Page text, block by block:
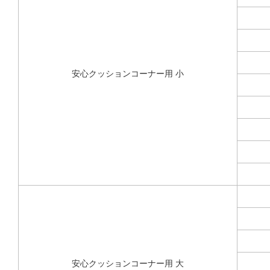
安心クッションコーナー用 小
安心クッションコーナー用 大